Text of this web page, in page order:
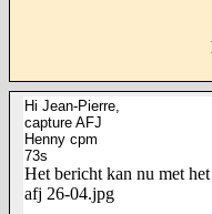
Hi Jean-Pierre,
capture AFJ
Henny cpm
73s
Het bericht kan nu met
afj 26-04.jpg